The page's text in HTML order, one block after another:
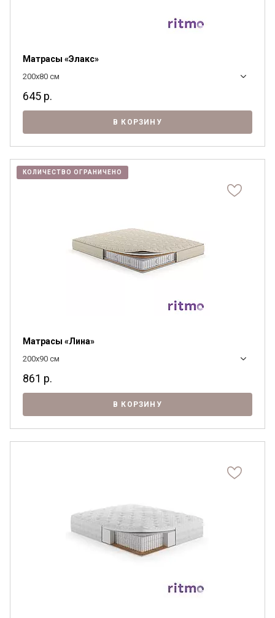
Политикой
согласен на их обработку.
Матрасы «Элакс»
200x80 см
645 р.
В КОРЗИНУ
КОЛИЧЕСТВО ОГРАНИЧЕНО
Матрасы «Лина»
200x90 см
861 р.
В КОРЗИНУ